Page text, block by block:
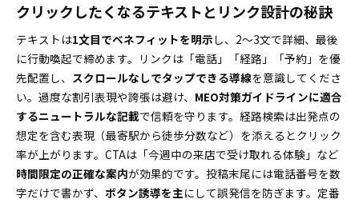
クリックしたくなるテキストとリンク設計の秘訣
テキストは1文目でベネフィットを明示 し、2〜3文で詳細、最後
に行動喚起で締めます。リンクは「電話」「経路」「予約」を優
先配置し、 スクロールなしでタップできる導線を意識してくださ
い。過度な割引表現や誇張は避け、 MEO対策ガイドラインに適合
するニュートラルな記載で信頼を守ります。経路検索は出発点の
想定を含む表現（最寄駅から徒歩分数など）を添えるとクリック
率が上がります。CTAは「今週中の来店で受け取れる体験」など
時間限定の正確な案内が効果的です。投稿末尾には電話番号を数
字だけで書かず、 ボタン誘導を主にして誤発信を防ぎます。定番